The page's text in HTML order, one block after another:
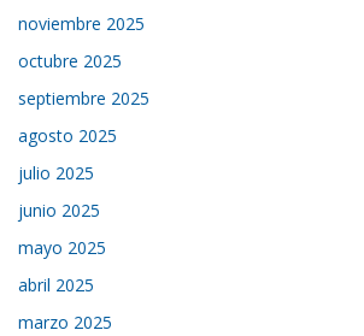
noviembre 2025
octubre 2025
septiembre 2025
agosto 2025
julio 2025
junio 2025
mayo 2025
abril 2025
marzo 2025